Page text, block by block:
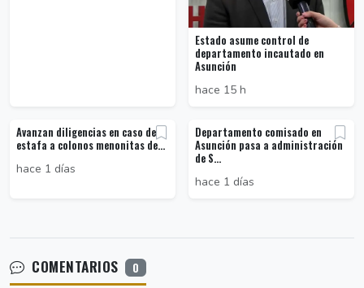
Estado asume control de
departamento incautado en
Asunción
hace 15 h
Avanzan diligencias en caso de
estafa a colonos menonitas de...
hace 1 días
Departamento comisado en
Asunción pasa a administración
de S...
hace 1 días
COMENTARIOS 0